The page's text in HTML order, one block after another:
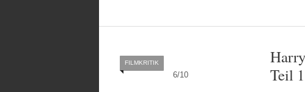
6/10
FILMKRITIK
Teil